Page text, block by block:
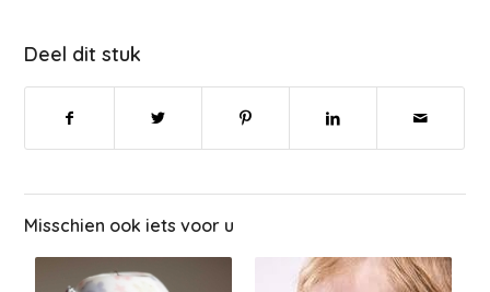
Deel dit stuk
Misschien ook iets voor u